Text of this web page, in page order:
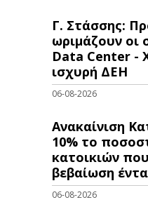
Γ. Στάσσης:
ωριμάζουν οι
Data Center -
ισχυρή ΔΕΗ
06-08-2026
Ανακαίνιση
10% το
κατοικιών
βεβαίωση
06-08-2026